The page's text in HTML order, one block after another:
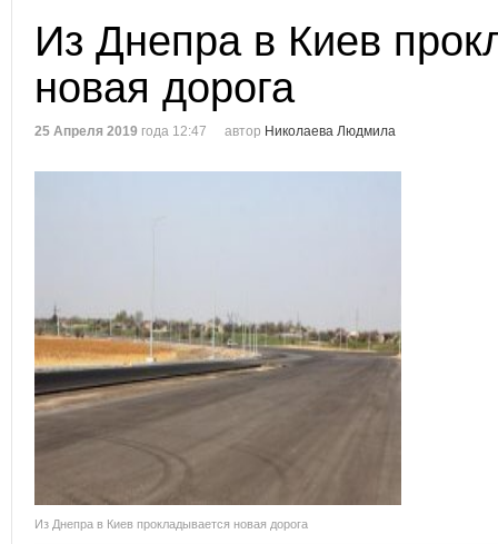
Из Днепра в Киев
новая дорога
25 Апреля 2019 года 12:47 автор Николаева Людмила
Из Днепра в Киев прокладывается новая дорога